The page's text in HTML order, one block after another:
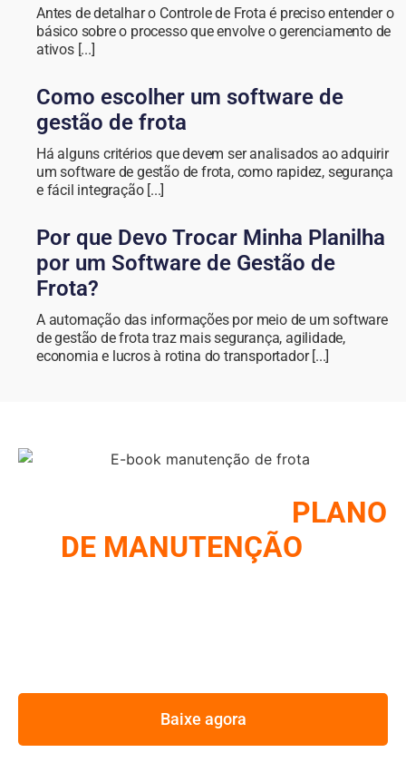
Antes de detalhar o Controle de Frota é preciso entender o
básico sobre o processo que envolve o gerenciamento de
ativos [...]
Como escolher um software de
gestão de frota
Há alguns critérios que devem ser analisados ao adquirir
um software de gestão de frota, como rapidez, segurança
e fácil integração [...]
Por que Devo Trocar Minha Planilha
por um Software de Gestão de
Frota?
A automação das informações por meio de um software
de gestão de frota traz mais segurança, agilidade,
economia e lucros à rotina do transportador [...]
PLANO
DE MANUTENÇÃO
Baixe agora